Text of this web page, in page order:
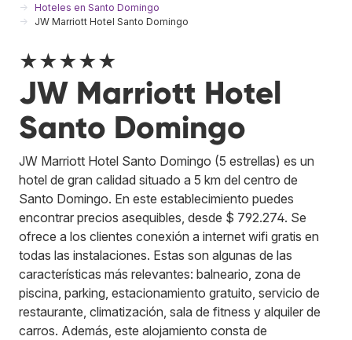
Hoteles en Santo Domingo
JW Marriott Hotel Santo Domingo
★★★★★
JW Marriott Hotel
Santo Domingo
JW Marriott Hotel Santo Domingo (5 estrellas) es un
hotel de gran calidad situado a 5 km del centro de
Santo Domingo. En este establecimiento puedes
encontrar precios asequibles, desde $ 792.274. Se
ofrece a los clientes conexión a internet wifi gratis en
todas las instalaciones. Estas son algunas de las
características más relevantes: balneario, zona de
piscina, parking, estacionamiento gratuito, servicio de
restaurante, climatización, sala de fitness y alquiler de
carros. Además, este alojamiento consta de